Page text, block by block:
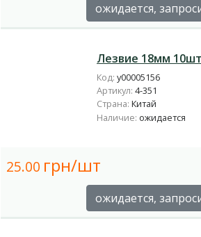
ожидается,
Лезвие 18мм 10шт
Код: у00005156
Артикул: 4-351
Страна: Китай
Наличие: ожидается
25.00 грн/шт
ожидается,